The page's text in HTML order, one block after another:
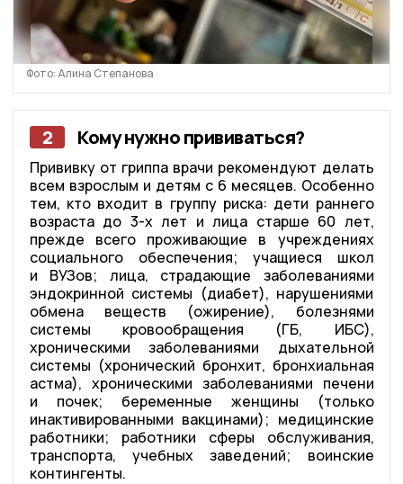
Фото: Алина Степанова
2 Кому нужно прививаться?
Прививку от гриппа врачи рекомендуют делать
всем взрослым и детям с 6 месяцев. Особенно
тем, кто входит в группу риска: дети раннего
возраста до 3-х лет и лица старше 60 лет,
прежде всего проживающие в учреждениях
социального обеспечения; учащиеся школ
и ВУЗов; лица, страдающие заболеваниями
эндокринной системы (диабет), нарушениями
обмена веществ (ожирение), болезнями
системы кровообращения (ГБ, ИБС),
хроническими заболеваниями дыхательной
системы (хронический бронхит, бронхиальная
астма), хроническими заболеваниями печени
и почек; беременные женщины (только
инактивированными вакцинами); медицинские
работники; работники сферы обслуживания,
транспорта, учебных заведений; воинские
контингенты.